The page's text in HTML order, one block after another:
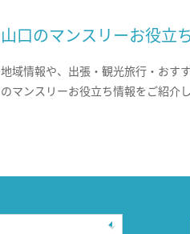
山口のマンスリーお役立
地域情報や、出張・観光旅行・おす
のマンスリーお役立ち情報をご紹介し